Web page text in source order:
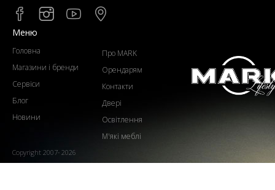
Меню
Головна
Магазини і бренди
Сервіси
Блог
Новини
Про MARK
Орендарям
Контакти
Двері
Освітлення
М'які меблі
Copyright 2007- 2026